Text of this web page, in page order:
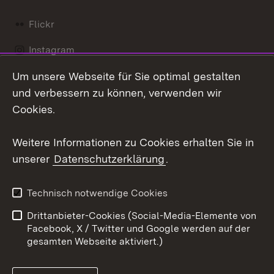
Flickr
Instagram
Social Wall
Barrierefreiheit
Benutzungshinweise
Impressum
Cookies
Um unsere Webseite für Sie optimal gestalten
und verbessern zu können, verwenden wir
Cookies.
Weitere Informationen zu Cookies erhalten Sie in
unserer Datenschutzerklärung.
Technisch notwendige Cookies
Drittanbieter-Cookies (Social-Media-Elemente von
Facebook, X / Twitter und Google werden auf der
gesamten Webseite aktiviert.)